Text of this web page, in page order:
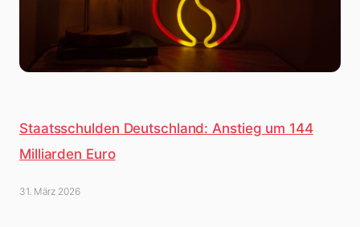
Staatsschulden Deutschland: Anstieg um 144
Milliarden Euro
31. März 2026